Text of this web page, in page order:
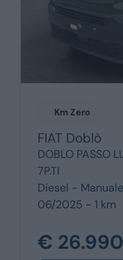
Km Zero
FIAT Doblò
DOBLO PASSO
7P.TI
Diesel - Manuale
06/2025 - 1 km
€ 26.990